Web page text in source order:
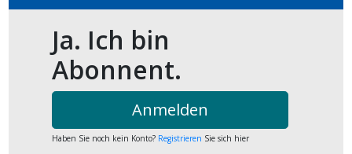
Ja. Ich bin
Abonnent.
Anmelden
Haben Sie noch kein Konto? Registrieren Sie sich hier